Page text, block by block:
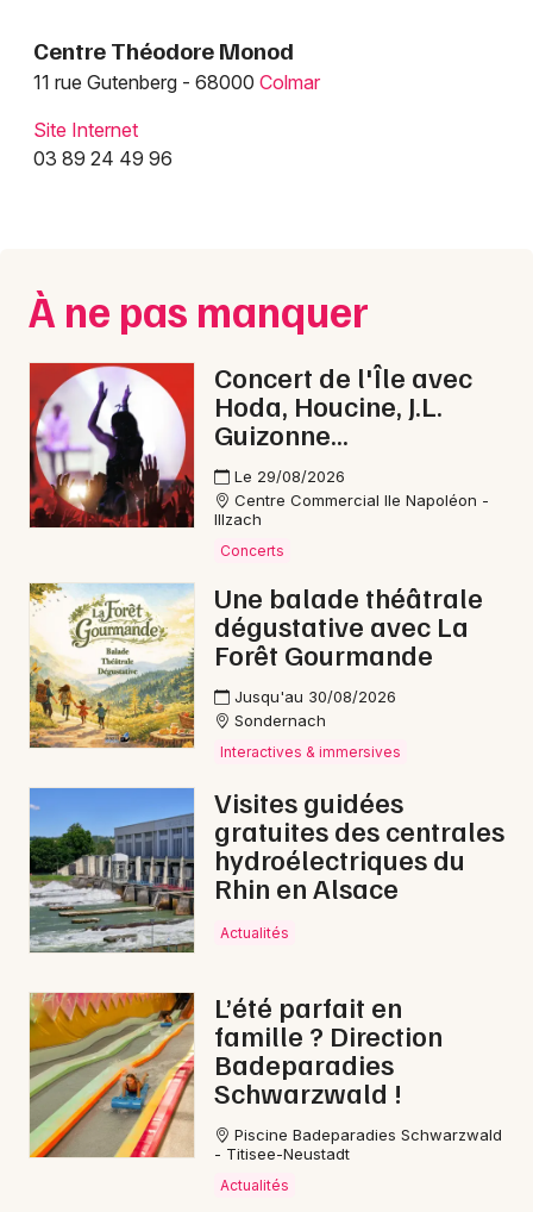
Centres de loisirs et de culture dans le Grand
Est
Actus à Colmar
Magazine à Colmar
Actus tourisme & loisirs
68 - Haut-Rhin
Choisir mes départements
Mon email
Je m'abonne
Centre Théodore Monod
11 rue Gutenberg - 68000 Colmar
Site Internet
03 89 24 49 96
À ne pas manquer
Concert de l'Île avec
Hoda, Houcine, J.L.
Guizonne...
Le 29/08/2026
Centre Commercial Ile Napoléon -
Illzach
Concerts
Une balade théâtrale
dégustative avec La
Forêt Gourmande
Jusqu'au 30/08/2026
Sondernach
Interactives & immersives
Visites guidées
gratuites des centrales
hydroélectriques du
Rhin en Alsace
Actualités
L’été parfait en
famille ? Direction
Badeparadies
Schwarzwald !
Piscine Badeparadies Schwarzwald
- Titisee-Neustadt
Actualités